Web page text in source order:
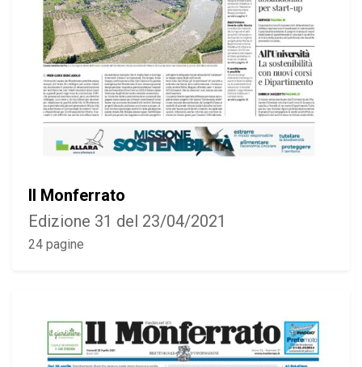
Il Monferrato
Edizione 31 del 23/04/2021
24 pagine